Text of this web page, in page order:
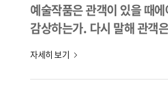
예술작품은 관객이 있을 때
감상하는가. 다시 말해 관객
자세히 보기